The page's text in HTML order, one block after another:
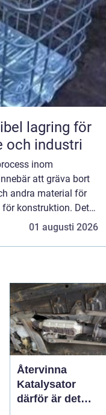
och industri
inom
att gräva bort
andra material för
konstruktion. Det
att g...
01 augusti 2026
Återvinna
Katalysator
därför är det